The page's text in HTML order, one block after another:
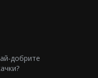
добрите